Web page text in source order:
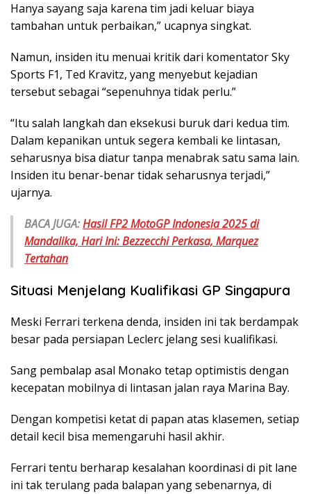
Hanya sayang saja karena tim jadi keluar biaya
tambahan untuk perbaikan,” ucapnya singkat.
Namun, insiden itu menuai kritik dari komentator Sky
Sports F1, Ted Kravitz, yang menyebut kejadian
tersebut sebagai “sepenuhnya tidak perlu.”
“Itu salah langkah dan eksekusi buruk dari kedua tim.
Dalam kepanikan untuk segera kembali ke lintasan,
seharusnya bisa diatur tanpa menabrak satu sama lain.
Insiden itu benar-benar tidak seharusnya terjadi,”
ujarnya.
BACA JUGA:Hasil FP2 MotoGP Indonesia 2025 di
Mandalika, Hari Ini: Bezzecchi Perkasa, Marquez
Tertahan
Situasi Menjelang Kualifikasi GP Singapura
Meski Ferrari terkena denda, insiden ini tak berdampak
besar pada persiapan Leclerc jelang sesi kualifikasi.
Sang pembalap asal Monako tetap optimistis dengan
kecepatan mobilnya di lintasan jalan raya Marina Bay.
Dengan kompetisi ketat di papan atas klasemen, setiap
detail kecil bisa memengaruhi hasil akhir.
Ferrari tentu berharap kesalahan koordinasi di pit lane
ini tak terulang pada balapan yang sebenarnya, di